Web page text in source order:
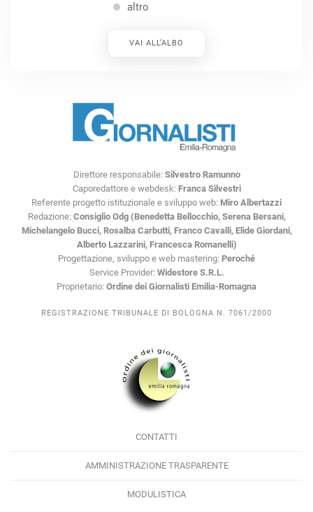
altro
VAI ALL’ALBO
Direttore responsabile: Silvestro Ramunno
Caporedattore e webdesk: Franca Silvestri
Referente progetto istituzionale e sviluppo web: Miro Albertazzi
Redazione: Consiglio Odg (Benedetta Bellocchio, Serena Bersani,
Michelangelo Bucci, Rosalba Carbutti, Franco Cavalli, Elide Giordani,
Alberto Lazzarini, Francesca Romanelli)
Progettazione, sviluppo e web mastering: Peroché
Service Provider: Widestore S.R.L.
Proprietario: Ordine dei Giornalisti Emilia-Romagna
REGISTRAZIONE TRIBUNALE DI BOLOGNA N. 7061/2000
CONTATTI
AMMINISTRAZIONE TRASPARENTE
MODULISTICA